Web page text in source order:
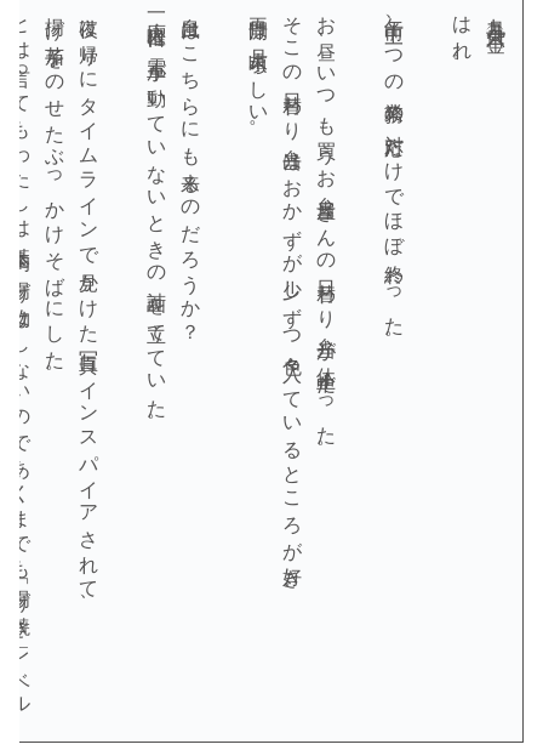
九月十六日（金）
はれ。
午前中、一つの業務の対応だけでほぼ終わった。
お昼、いつも買うお弁当屋さんの日替わり弁当が休止中だった。
そこの日替わり弁当はおかずが少しずつ色々入っているところが好き。
再開は月末頃らしい。
台風はこちらにも来るのだろうか？
一応火曜日に電車が動いていないときの計画を立てていた。
夜は帰りにタイムラインで見かけた写真にインスパイアされて、
揚げ茄子をのせたぶっかけそばにした。
とは言ってもわたしは基本的に揚げ物はしないのであくまでも「揚げ焼き」レベル。